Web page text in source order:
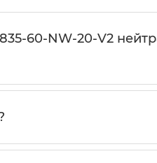
60-NW-20-V2